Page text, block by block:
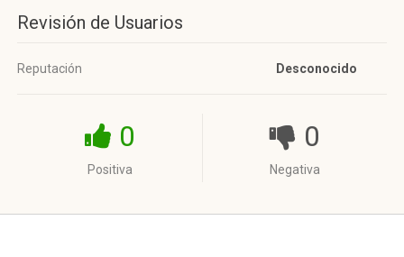
Revisión de Usuarios
Reputación Desconocido
0
Positiva
0
Negativa